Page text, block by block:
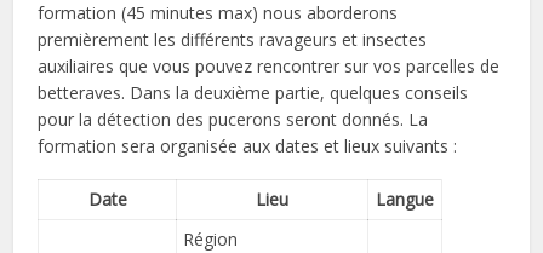
formation (45 minutes max) nous aborderons
premièrement les différents ravageurs et insectes
auxiliaires que vous pouvez rencontrer sur vos parcelles de
betteraves. Dans la deuxième partie, quelques conseils
pour la détection des pucerons seront donnés. La
formation sera organisée aux dates et lieux suivants :
Date Lieu Langue
Région